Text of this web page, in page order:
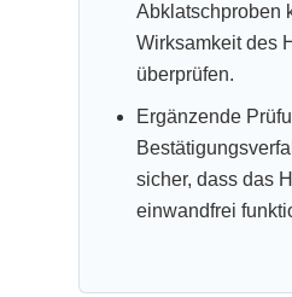
Abklatschproben
Wirksamkeit des
überprüfen.
Ergänzende
sicher, dass das
einwandfrei